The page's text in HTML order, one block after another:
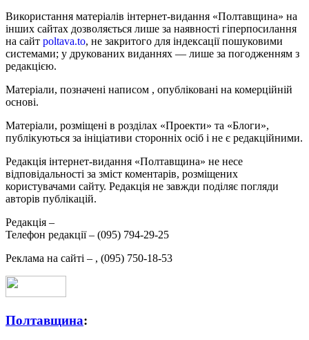
Використання матеріалів інтернет-видання «Полтавщина» на
інших сайтах дозволяється лише за наявності гіперпосилання
на сайт poltava.to, не закритого для індексації пошуковими
системами; у друкованих виданнях — лише за погодженням з
редакцією.
Матеріали, позначені написом , опубліковані на комерційній
основі.
Матеріали, розміщені в розділах «Проекти» та «Блоги»,
публікуються за ініціативи сторонніх осіб і не є редакційними.
Редакція інтернет-видання «Полтавщина» не несе
відповідальності за зміст коментарів, розміщених
користувачами сайту. Редакція не завжди поділяє погляди
авторів публікацій.
Редакція –
Телефон редакції – (095) 794-29-25
Реклама на сайті – , (095) 750-18-53
Полтавщина: